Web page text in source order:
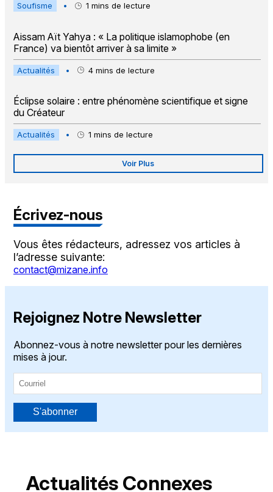
Soufisme • 1 mins de lecture
Aissam Aït Yahya : « La politique islamophobe (en
France) va bientôt arriver à sa limite »
Actualités • 4 mins de lecture
Éclipse solaire : entre phénomène scientifique et signe
du Créateur
Actualités • 1 mins de lecture
Voir Plus
Écrivez-nous
Vous êtes rédacteurs, adressez vos articles à
l’adresse suivante:
contact@mizane.info
Rejoignez Notre Newsletter
Abonnez-vous à notre newsletter pour les dernières
mises à jour.
S'abonner
Actualités Connexes